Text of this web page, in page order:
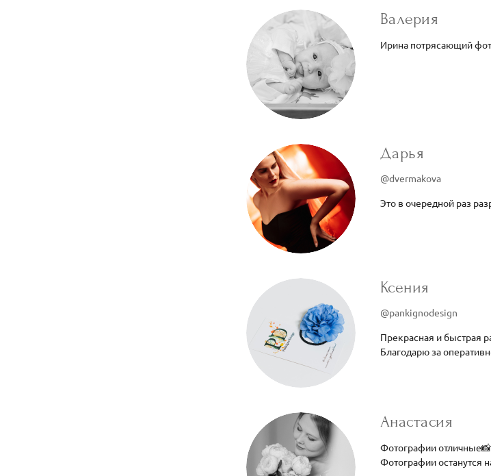
Валерия
Ирина потрясающий
Дарья
@dvermakova
Это в очередной раз
Ксения
@pankignodesign
Прекрасная и быстрая
Благодарю за
Анастасия
Фотографии
Фотографии останутся